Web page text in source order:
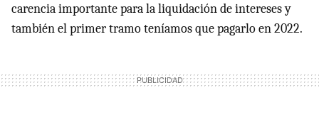
carencia importante para la liquidación de intereses y
también el primer tramo teníamos que pagarlo en 2022.